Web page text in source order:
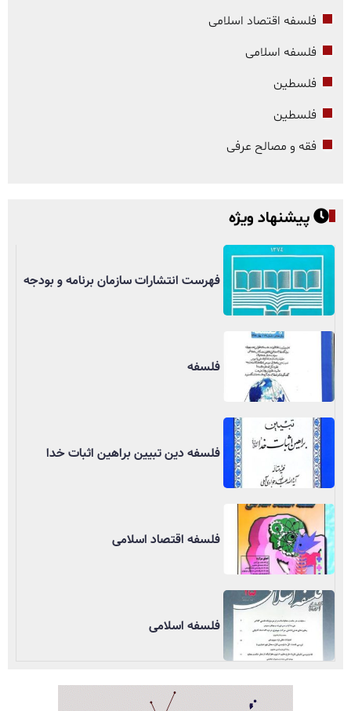
فلسفه اقتصاد اسلامی
فلسفه اسلامی
فلسطین
فلسطین
فقه و مصالح عرفی
پیشنهاد ویژه
فهرست انتشارات سازمان برنامه و بودجه
فلسفه
فلسفه دین تبیین براهین اثبات خدا
فلسفه اقتصاد اسلامی
فلسفه اسلامی